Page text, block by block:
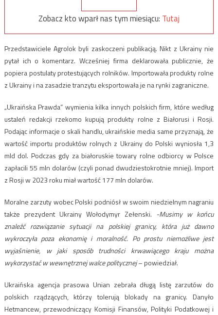
Zobacz kto wparł nas tym miesiącu: Tutaj
Przedstawiciele Agrolok byli zaskoczeni publikacją. Nikt z Ukrainy nie
pytał ich o komentarz. Wcześniej firma deklarowała publicznie, że
popiera postulaty protestujących rolników. Importowała produkty rolne
z Ukrainy i na zasadzie tranzytu eksportowała je na rynki zagraniczne.
„Ukraińska Prawda” wymienia kilka innych polskich firm, które według
ustaleń redakcji rzekomo kupują produkty rolne z Białorusi i Rosji.
Podając informacje o skali handlu, ukraińskie media same przyznają, że
wartość importu produktów rolnych z Ukrainy do Polski wyniosła 1,3
mld dol. Podczas gdy za białoruskie towary rolne odbiorcy w Polsce
zapłacili 55 mln dolarów (czyli ponad dwudziestokrotnie mniej). Import
z Rosji w 2023 roku miał wartość 177 mln dolarów.
Moralne zarzuty wobec Polski podniósł w swoim niedzielnym nagraniu
także prezydent Ukrainy Wołodymyr Zełenski. -Musimy w końcu
znaleźć rozwiązanie sytuacji na polskiej granicy, która już dawno
wykroczyła poza ekonomię i moralność. Po prostu niemożliwe jest
wyjaśnienie, w jaki sposób trudności krwawiącego kraju można
wykorzystać w wewnętrznej walce politycznej– powiedział.
Ukraińska agencja prasowa Unian zebrała długą listę zarzutów do
polskich rządzących, którzy tolerują blokady na granicy. Danyło
Hetmancew, przewodniczący Komisji Finansów, Polityki Podatkowej i